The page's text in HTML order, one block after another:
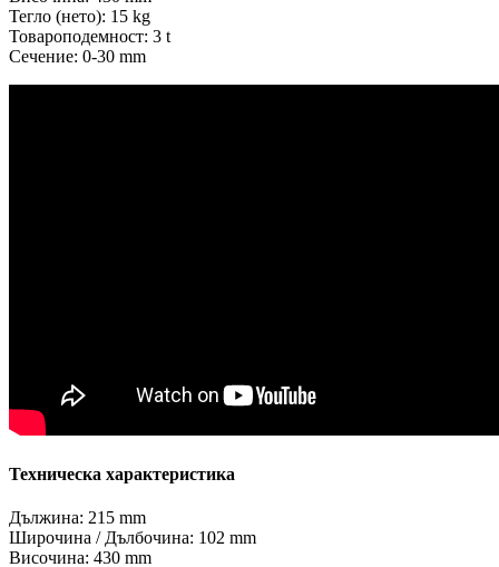
Тегло (нето): 15 kg
Товароподемност: 3 t
Сечение: 0-30 mm
Техническа характеристика
Дължина: 215 mm
Широчина / Дълбочина: 102 mm
Височина: 430 mm